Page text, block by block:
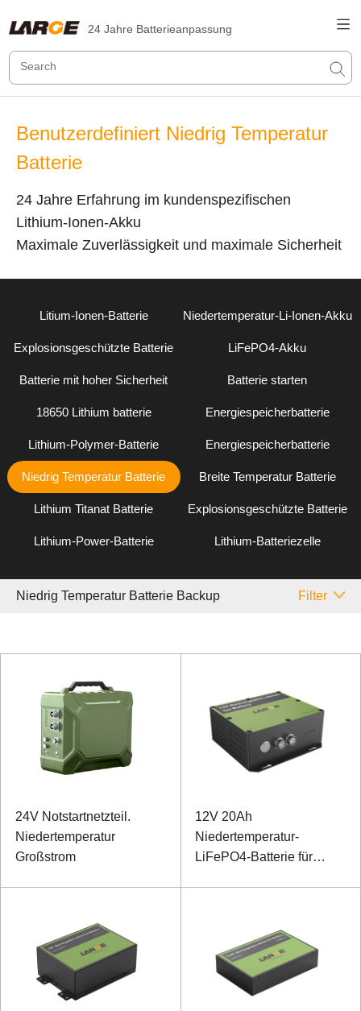
24 Jahre Batterieanpassung
Benutzerdefiniert Niedrig Temperatur
Batterie
24 Jahre Erfahrung im kundenspezifischen
Lithium-Ionen-Akku
Maximale Zuverlässigkeit und maximale Sicherheit
Litium-Ionen-Batterie Niedertemperatur-Li-Ionen-Akku
Explosionsgeschützte Batterie LiFePO4-Akku
Batterie mit hoher Sicherheit Batterie starten
18650 Lithium batterie Energiespeicherbatterie
Lithium-Polymer-Batterie Energiespeicherbatterie
Niedrig Temperatur Batterie Breite Temperatur Batterie
Lithium Titanat Batterie Explosionsgeschützte Batterie
Lithium-Power-Batterie Lithium-Batteriezelle
Niedrig Temperatur Batterie Backup Filter
24V Notstartnetzteil.
Niedertemperatur
Großstrom
12V 20Ah
Niedertemperatur-
LiFePO4-Batterie für